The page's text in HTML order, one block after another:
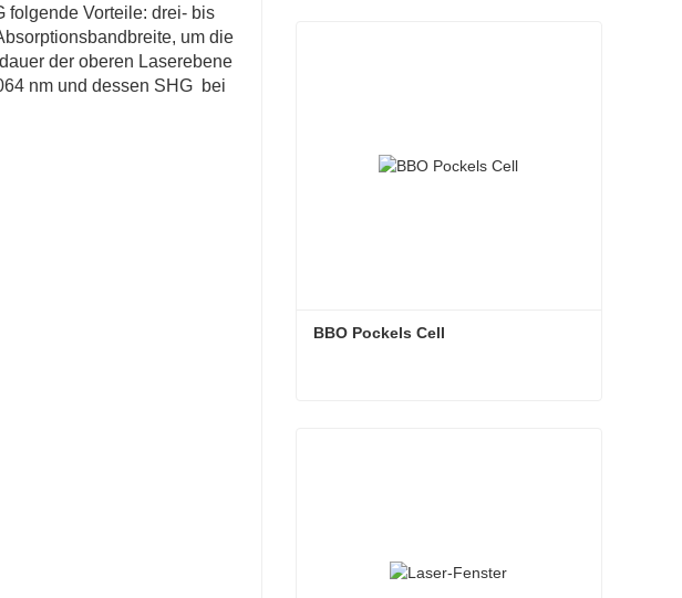
folgende Vorteile: drei- bis
um die
der oberen Laserebene
nm und dessen SHG bei
BBO Pockels Cell